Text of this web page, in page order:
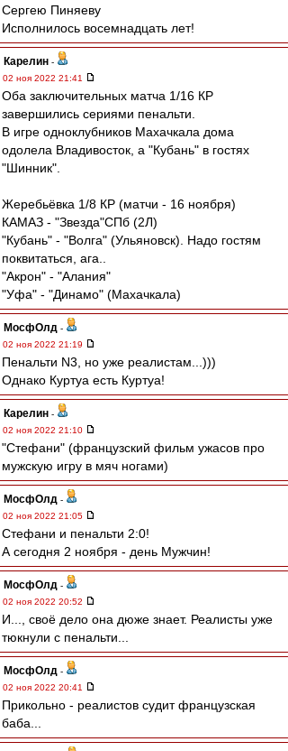
Сергею Пиняеву
Исполнилось восемнадцать лет!
Карелин -
02 ноя 2022 21:41
Оба заключительных матча 1/16 КР
завершились сериями пенальти.
В игре одноклубников Махачкала дома
одолела Владивосток, а "Кубань" в гостях
"Шинник".
Жеребьёвка 1/8 КР (матчи - 16 ноября)
КАМАЗ - "Звезда"СПб (2Л)
"Кубань" - "Волга" (Ульяновск). Надо гостям
поквитаться, ага..
"Акрон" - "Алания"
"Уфа" - "Динамо" (Махачкала)
МосфОлд -
02 ноя 2022 21:19
Пенальти N3, но уже реалистам...)))
Однако Куртуа есть Куртуа!
Карелин -
02 ноя 2022 21:10
"Стефани" (французский фильм ужасов про
мужскую игру в мяч ногами)
МосфОлд -
02 ноя 2022 21:05
Стефани и пенальти 2:0!
А сегодня 2 ноября - день Мужчин!
МосфОлд -
02 ноя 2022 20:52
И..., своё дело она дюже знает. Реалисты уже
тюкнули с пенальти...
МосфОлд -
02 ноя 2022 20:41
Прикольно - реалистов судит французская
баба...